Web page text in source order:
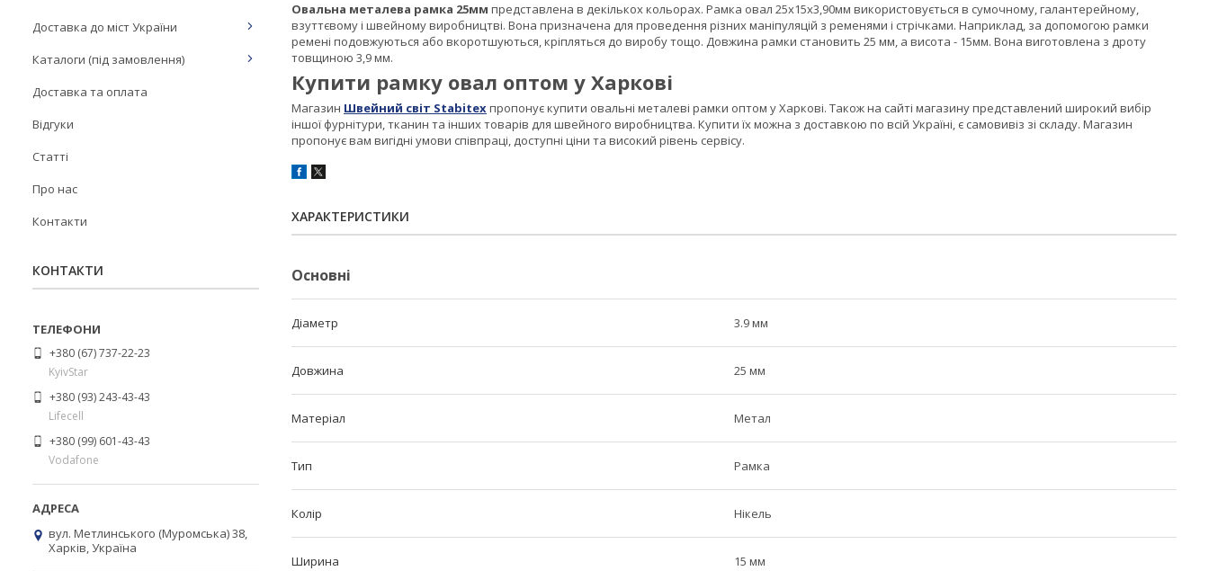
Овальна металева рамка 25мм представлена в декількох кольорах. Рамка овал 25х15х3,90мм використовується в сумочному, галантерейному,
взуттєвому і швейному виробництві. Вона призначена для проведення різних маніпуляцій з ременями і стрічками. Наприклад, за допомогою рамки
ремені подовжуються або вкоротшуються, кріпляться до виробу тощо. Довжина рамки становить 25 мм, а висота - 15мм. Вона виготовлена з дроту
товщиною 3,9 мм.
Купити рамку овал оптом у Харкові
Магазин Швейний світ Stabitexпропонує купити овальні металеві рамки оптом у Харкові. Також на сайті магазину представлений широкий вибір
іншої фурнітури, тканин та інших товарів для швейного виробництва. Купити їх можна з доставкою по всій Україні, є самовивіз зі складу. Магазин
пропонує вам вигідні умови співпраці, доступні ціни та високий рівень сервісу.
ХАРАКТЕРИСТИКИ
Основні
Діаметр 3.9 мм
Довжина 25 мм
Матеріал Метал
Тип Рамка
Колір Нікель
Ширина 15 мм
Доставка до міст України
Каталоги (під замовлення)
Доставка та оплата
Відгуки
Статті
Про нас
Контакти
КОНТАКТИ
+380 (67) 737-22-23
KyivStar
+380 (93) 243-43-43
Lifecell
+380 (99) 601-43-43
Vodafone
вул. Метлинського (Муромська) 38,
Харків, Україна